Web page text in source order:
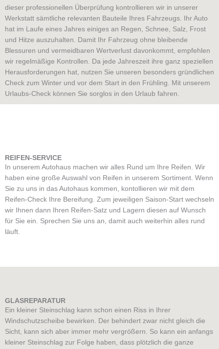
dieser professionellen Überprüfung kontrollieren wir in unserer
Werkstatt sämtliche relevanten Bauteile Ihres Fahrzeugs. Ihr Auto
hat im Laufe eines Jahres einiges an Regen, Schnee, Salz, Frost
und Hitze auszuhalten. Damit Ihr Fahrzeug ohne bleibende
Blessuren und vermeidbaren Wertverlust davonkommt, empfehlen
wir regelmäßige Kontrollen. Da jede Jahreszeit ihre ganz speziellen
Herausforderungen hat, nutzen Sie unseren besonders gründlichen
Check zum Winter und vor dem Start in den Frühling. Mit unserem
Urlaubs-Check können Sie sorglos in den Urlaub fahren.
REIFEN-SERVICE
In unserem Autohaus machen wir alles Rund um Ihre Reifen. Wir
haben eine große Auswahl von Reifen in unserem Sortiment. Wenn
Sie zu uns in das Autohaus kommen, kontollieren wir mit dem
Reifen-Check Ihre Bereifung. Zum jeweiligen Saison-Start wechseln
wir Ihnen dann Ihren Reifen-Satz und Lagern diesen auf Wunsch
für Sie ein. Sprechen Sie uns an, damit auch weiterhin alles rund
läuft.
GLASREPARATUR
Ein kleiner Steinschlag kann schon einen Riss in Ihrer
Windschutzscheibe bewirken. Der behindert zwar nicht gleich die
Sicht, kann sich aber immer mehr vergrößern. So kann ein anfangs
kleiner Steinschlag zur Folge haben, dass plötzlich die ganze